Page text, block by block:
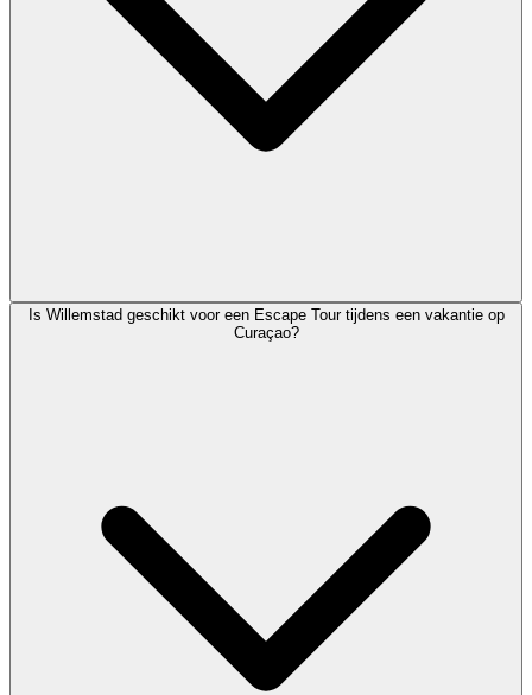
Is Willemstad geschikt voor een Escape Tour tijdens een vakantie op
Curaçao?